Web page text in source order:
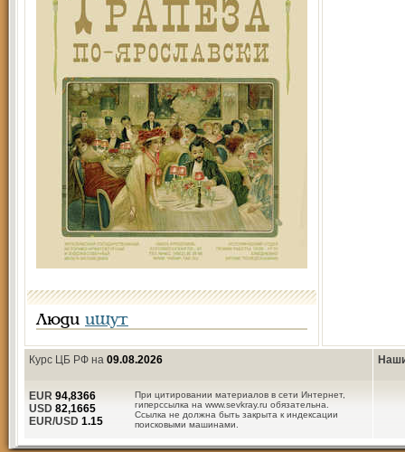
Люди ищут
Курс ЦБ РФ на 09.08.2026
При цитировании материалов в сети Интернет,
гиперссылка на www.sevkray.ru обязательна.
Ссылка не должна быть закрыта к индексации
поисковыми машинами.
EUR 94,8366
USD 82,1665
EUR/USD 1.15